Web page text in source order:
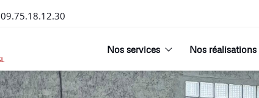
09.75.18.12.30
Nos services Nos réalisations